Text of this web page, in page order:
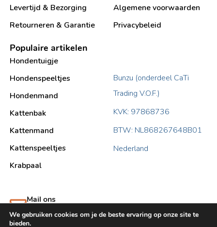
Levertijd & Bezorging
Retourneren & Garantie
Algemene voorwaarden
Privacybeleid
Populaire artikelen
Hondentuigje
Hondenspeeltjes
Hondenmand
Kattenbak
Kattenmand
Kattenspeeltjes
Krabpaal​
Bunzu (onderdeel CaTi
Trading V.O.F.)
KVK: 97868736
BTW: NL868267648B01
Nederland
Mail ons
support@bunzu.nl
We gebruiken cookies om je de beste ervaring op onze site te
bieden.